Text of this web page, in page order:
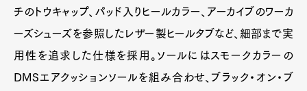
チのトウキャップ、パッド入りヒールカラー、アーカイブのワーカ
ーズシューズを参照したレザー製ヒールタブなど、細部まで実
用性を追求した仕様を採用。ソールにはスモークカラーの
DMSエアクッションソールを組み合わせ、ブラック・オン・ブ